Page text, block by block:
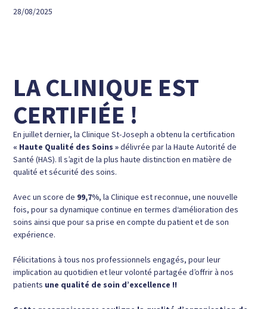
28/08/2025
LA CLINIQUE EST
CERTIFIÉE !
En juillet dernier, la Clinique St-Joseph a obtenu la certification
« Haute Qualité des Soins »délivrée par la Haute Autorité de
Santé (HAS). Il s’agit de la plus haute distinction en matière de
qualité et sécurité des soins.
Avec un score de 99,7%, la Clinique est reconnue, une nouvelle
fois, pour sa dynamique continue en termes d‘amélioration des
soins​ ainsi que pour sa prise en compte du patient et de son
expérience.
Félicitations à tous nos professionnels engagés, pour leur
implication au quotidien et leur volonté partagée d’offrir à nos
patients une qualité de soin d’excellence !!